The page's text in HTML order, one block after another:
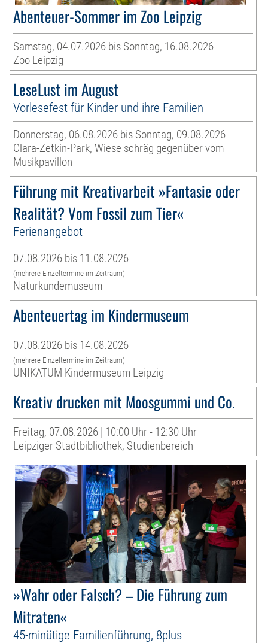
Abenteuer-Sommer im Zoo Leipzig
Samstag, 04.07.2026 bis Sonntag, 16.08.2026
Zoo Leipzig
LeseLust im August
Vorlesefest für Kinder und ihre Familien
Donnerstag, 06.08.2026 bis Sonntag, 09.08.2026
Clara-Zetkin-Park, Wiese schräg gegenüber vom
Musikpavillon
Führung mit Kreativarbeit »Fantasie oder
Realität? Vom Fossil zum Tier«
Ferienangebot
07.08.2026 bis 11.08.2026
(mehrere Einzeltermine im Zeitraum)
Naturkundemuseum
Abenteuertag im Kindermuseum
07.08.2026 bis 14.08.2026
(mehrere Einzeltermine im Zeitraum)
UNIKATUM Kindermuseum Leipzig
Kreativ drucken mit Moosgummi und Co.
Freitag, 07.08.2026 | 10:00 Uhr - 12:30 Uhr
Leipziger Stadtbibliothek, Studienbereich
»Wahr oder Falsch? – Die Führung zum
Mitraten«
45-minütige Familienführung, 8plus